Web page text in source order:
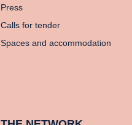
Press
Calls for tender
Spaces and accommodation